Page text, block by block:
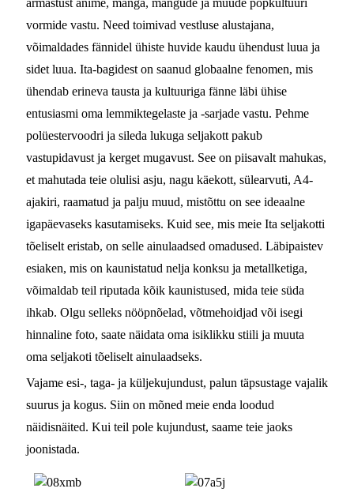
armastust anime, manga, mängude ja muude popkultuuri
vormide vastu. Need toimivad vestluse alustajana,
võimaldades fännidel ühiste huvide kaudu ühendust luua ja
sidet luua. Ita-bagidest on saanud globaalne fenomen, mis
ühendab erineva tausta ja kultuuriga fänne läbi ühise
entusiasmi oma lemmiktegelaste ja -sarjade vastu. Pehme
polüestervoodri ja sileda lukuga seljakott pakub
vastupidavust ja kerget mugavust. See on piisavalt mahukas,
et mahutada teie olulisi asju, nagu käekott, sülearvuti, A4-
ajakiri, raamatud ja palju muud, mistõttu on see ideaalne
igapäevaseks kasutamiseks. Kuid see, mis meie Ita seljakotti
tõeliselt eristab, on selle ainulaadsed omadused. Läbipaistev
esiaken, mis on kaunistatud nelja konksu ja metallketiga,
võimaldab teil riputada kõik kaunistused, mida teie süda
ihkab. Olgu selleks nööpnõelad, võtmehoidjad või isegi
hinnaline foto, saate näidata oma isiklikku stiili ja muuta
oma seljakoti tõeliselt ainulaadseks.
Vajame esi-, taga- ja küljekujundust, palun täpsustage vajalik
suurus ja kogus. Siin on mõned meie enda loodud
näidisnäited. Kui teil pole kujundust, saame teie jaoks
joonistada.